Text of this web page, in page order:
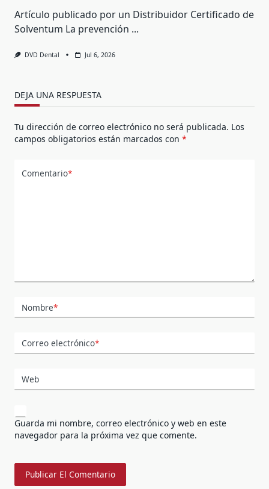
Artículo publicado por un Distribuidor Certificado de
Solventum La prevención ...
DVD Dental Jul 6, 2026
DEJA UNA RESPUESTA
Tu dirección de correo electrónico no será publicada. Los
campos obligatorios están marcados con *
Comentario*
Nombre*
Correo electrónico*
Web
Guarda mi nombre, correo electrónico y web en este
navegador para la próxima vez que comente.